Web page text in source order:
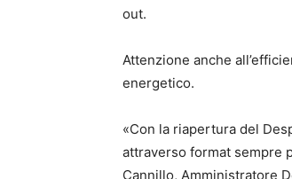
out.
Attenzione anche
energetico.
«Con la riapertura del
attraverso format sempre
Cannillo, Amministratore